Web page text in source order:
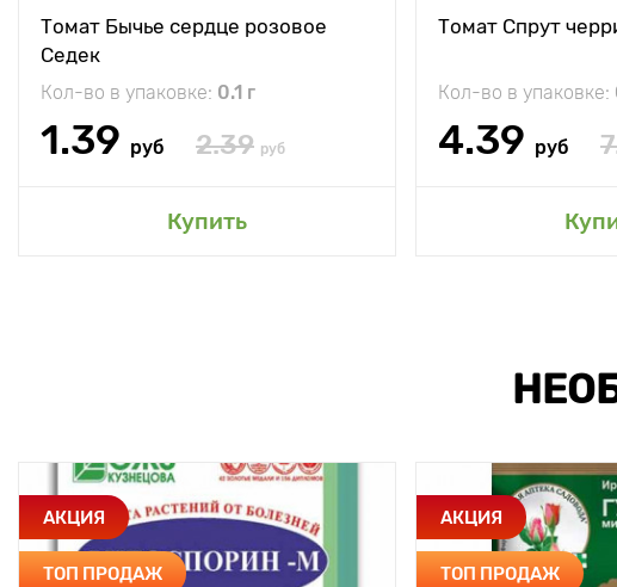
Томат Бычье сердце розовое
Седек
Кол-во в упаковке: 0.1 г
1.39 руб 2.39 руб
Купить
Томат Спрут
Кол-во в упаковке:
4.39 руб
АКЦИЯ
ТОП ПРОДАЖ
АКЦИЯ
ТОП ПРОДАЖ